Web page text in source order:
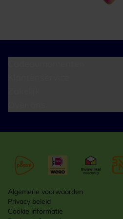
Algemene voorwaarden
Privacy beleid
Cookie informatie